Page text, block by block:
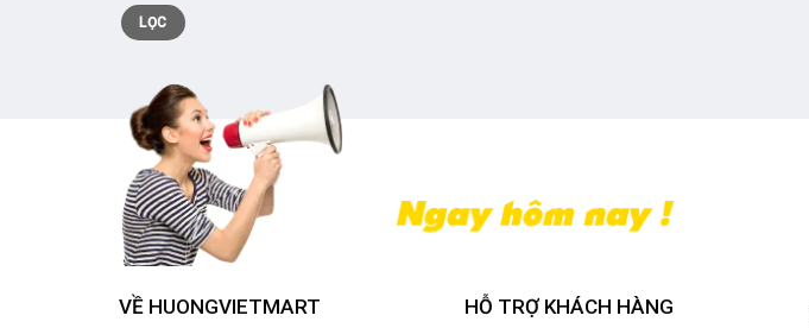
Giá
tối
thiểu
Giá
tối
đa
LỌC
VỀ HUONGVIETMART HỖ TRỢ KHÁCH HÀNG